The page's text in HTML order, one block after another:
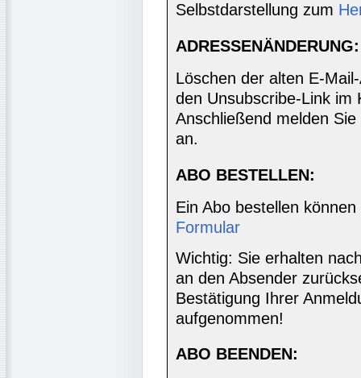
Selbstdarstellung zum
ADRESSENÄNDERUNG:
Löschen der alten E-
den Unsubscribe-Link im
Anschließend melden
an.
ABO BESTELLEN:
Ein Abo bestellen
Formular
Wichtig: Sie erhalten
an den Absender
Bestätigung Ihrer
aufgenommen!
ABO BEENDEN: